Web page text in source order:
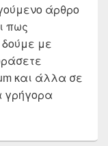
άρθρο
πως
δούμε με
και άλλα σε
γρήγορα
| Σύγκριση